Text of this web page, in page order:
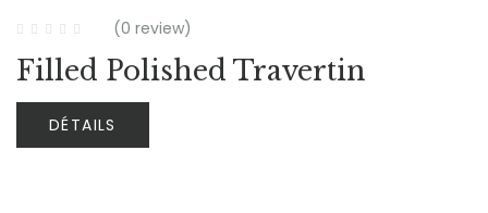
(0 review)
Filled Polished Travertin
DÉTAILS